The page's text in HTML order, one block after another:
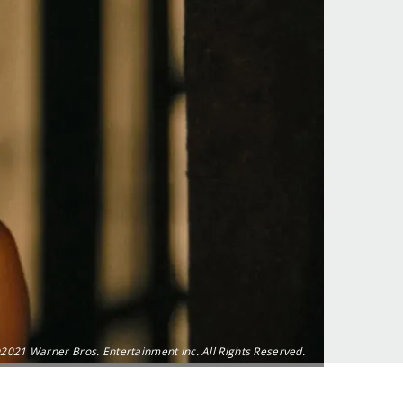
Warner Bros. Entertainment Inc. All Rights Reserved.